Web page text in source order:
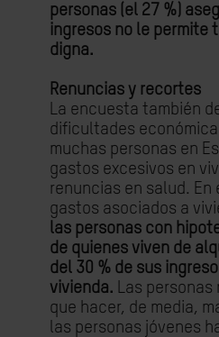
personas (el 27 %)
ingresos no le permite
digna.
Renuncias y recortes
La encuesta también
dificultades
muchas personas en
gastos excesivos en
renuncias en salud. En
gastos asociados a
las personas con
de quienes viven de
del 30 % de sus
vivienda. Las
que hacer, de media,
las personas jóvenes